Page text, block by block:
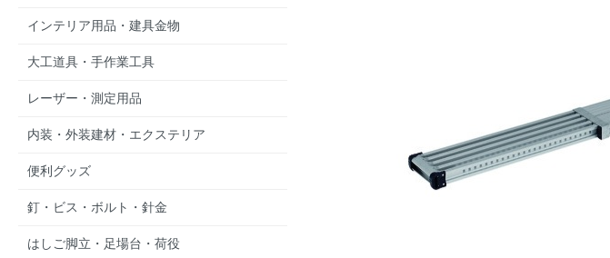
インテリア用品・建具金物
大工道具・手作業工具
レーザー・測定用品
内装・外装建材・エクステリア
便利グッズ
釘・ビス・ボルト・針金
はしご脚立・足場台・荷役